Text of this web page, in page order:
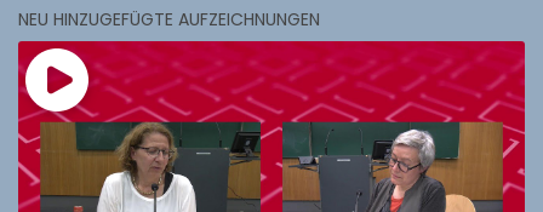
NEU HINZUGEFÜGTE AUFZEICHNUNGEN